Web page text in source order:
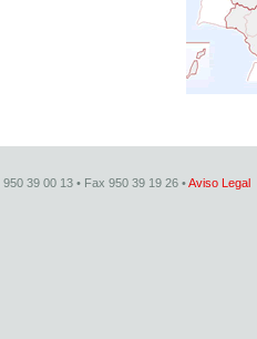
39 00 13 • Fax 950 39 19 26 •Aviso Legal